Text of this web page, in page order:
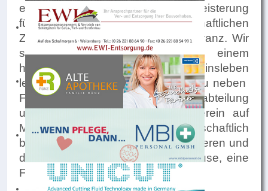
e.V. , kurz SVW. Wir leben die Begeisterung
für den Sport, mannschaftlichen
Zusammenhalt, Fair Play und Toleranz. Wir
sind stolz unseren Beitrag zu einem
harmonischen Dorf- und Vereinsleben
leisten zu dürfen. Bei uns findest du neben
Fußball auch eine tolle Lauftreffabteilung
und du du triffst in unserem Verein auf
Menschen, die sich freundschaftlich
begegnen und gegenseitig respektieren und
du wirst bei uns schnell ein Zuhause, eine
Familie finden.